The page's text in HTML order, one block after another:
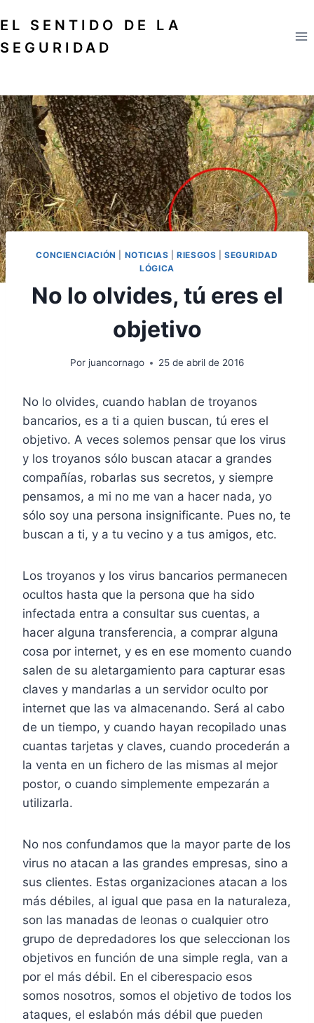
al
contenido
EL SENTIDO DE LA
SEGURIDAD
CONCIENCIACIÓN NOTICIAS |RIESGOS |SEGURIDAD
LÓGICA
No lo olvides, tú eres el
objetivo
Por juancornago 25 de abril de 2016
No lo olvides, cuando hablan de troyanos
bancarios, es a ti a quien buscan, tú eres el
objetivo. A veces solemos pensar que los virus
y los troyanos sólo buscan atacar a grandes
compañías, robarlas sus secretos, y siempre
pensamos, a mi no me van a hacer nada, yo
sólo soy una persona insignificante. Pues no, te
buscan a ti, y a tu vecino y a tus amigos, etc.
Los troyanos y los virus bancarios permanecen
ocultos hasta que la persona que ha sido
infectada entra a consultar sus cuentas, a
hacer alguna transferencia, a comprar alguna
cosa por internet, y es en ese momento cuando
salen de su aletargamiento para capturar esas
claves y mandarlas a un servidor oculto por
internet que las va almacenando. Será al cabo
de un tiempo, y cuando hayan recopilado unas
cuantas tarjetas y claves, cuando procederán a
la venta en un fichero de las mismas al mejor
postor, o cuando simplemente empezarán a
utilizarla.
No nos confundamos que la mayor parte de los
virus no atacan a las grandes empresas, sino a
sus clientes. Estas organizaciones atacan a los
más débiles, al igual que pasa en la naturaleza,
son las manadas de leonas o cualquier otro
grupo de depredadores los que seleccionan los
objetivos en función de una simple regla, van a
por el más débil. En el ciberespacio esos
somos nosotros, somos el objetivo de todos los
ataques, el eslabón más débil que pueden